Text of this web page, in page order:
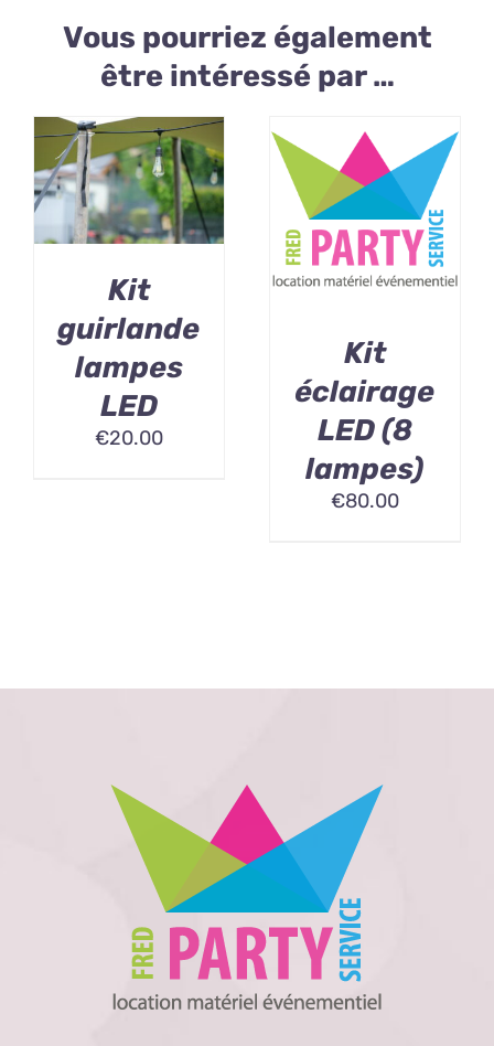
Vous pourriez également
être intéressé par …
Kit
guirlande
lampes
LED
€20.00
Kit
éclairage
LED (8
lampes)
€80.00